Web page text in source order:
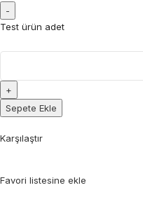
Test ürün adet
Sepete Ekle
Karşılaştır
Favori listesine ekle